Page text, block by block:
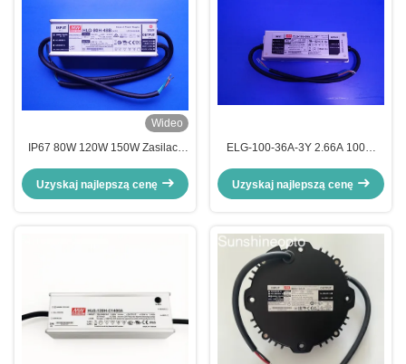
Wideo
IP67 80W 120W 150W Zasilacz
Uzyskaj najlepszą cenę
ELG-100-36A-3Y 2.66A 100W
LED
Uzyskaj najlepszą cenę